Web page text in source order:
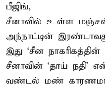
பீஜிங்,
சீனாவில் உள்ள மஞ்சள்
அந்நாட்டின்
இது ‘சீன
சீனாவின் ‘தாய் நதி’
வண்டல் மண்